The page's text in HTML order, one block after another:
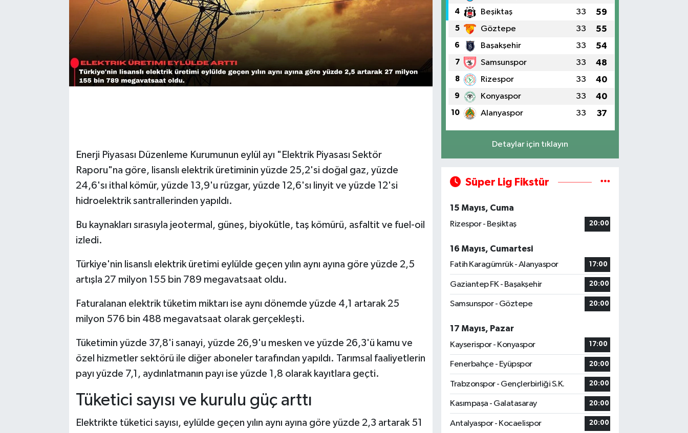
Enerji Piyasası Düzenleme Kurumunun eylül ayı "Elektrik Piyasası Sektör
Raporu"na göre, lisanslı elektrik üretiminin yüzde 25,2'si doğal gaz, yüzde
24,6'sı ithal kömür, yüzde 13,9'u rüzgar, yüzde 12,6'sı linyit ve yüzde 12'si
hidroelektrik santrallerinden yapıldı.
Bu kaynakları sırasıyla jeotermal, güneş, biyokütle, taş kömürü, asfaltit ve fuel-oil
izledi.
Türkiye'nin lisanslı elektrik üretimi eylülde geçen yılın aynı ayına göre yüzde 2,5
artışla 27 milyon 155 bin 789 megavatsaat oldu.
Faturalanan elektrik tüketim miktarı ise aynı dönemde yüzde 4,1 artarak 25
milyon 576 bin 488 megavatsaat olarak gerçekleşti.
Tüketimin yüzde 37,8'i sanayi, yüzde 26,9'u mesken ve yüzde 26,3'ü kamu ve
özel hizmetler sektörü ile diğer aboneler tarafından yapıldı. Tarımsal faaliyetlerin
payı yüzde 7,1, aydınlatmanın payı ise yüzde 1,8 olarak kayıtlara geçti.
Tüketici sayısı ve kurulu güç arttı
Elektrikte tüketici sayısı, eylülde geçen yılın aynı ayına göre yüzde 2,3 artarak 51
4 Beşiktaş 33 59
5 Göztepe 33 55
6 Başakşehir 33 54
7 Samsunspor 33 48
8 Rizespor 33 40
9 Konyaspor 33 40
10 Alanyaspor 33 37
Detaylar için tıklayın
Süper Lig Fikstür
15 Mayıs, Cuma
Rizespor - Beşiktaş
20:00
16 Mayıs, Cumartesi
Fatih Karagümrük - Alanyaspor
17:00
Gaziantep FK - Başakşehir 20:00
Samsunspor - Göztepe 20:00
17 Mayıs, Pazar
Kayserispor - Konyaspor
17:00
Fenerbahçe - Eyüpspor 20:00
Trabzonspor - Gençlerbirliği S.K. 20:00
Kasımpaşa - Galatasaray 20:00
Antalyaspor - Kocaelispor 20:00